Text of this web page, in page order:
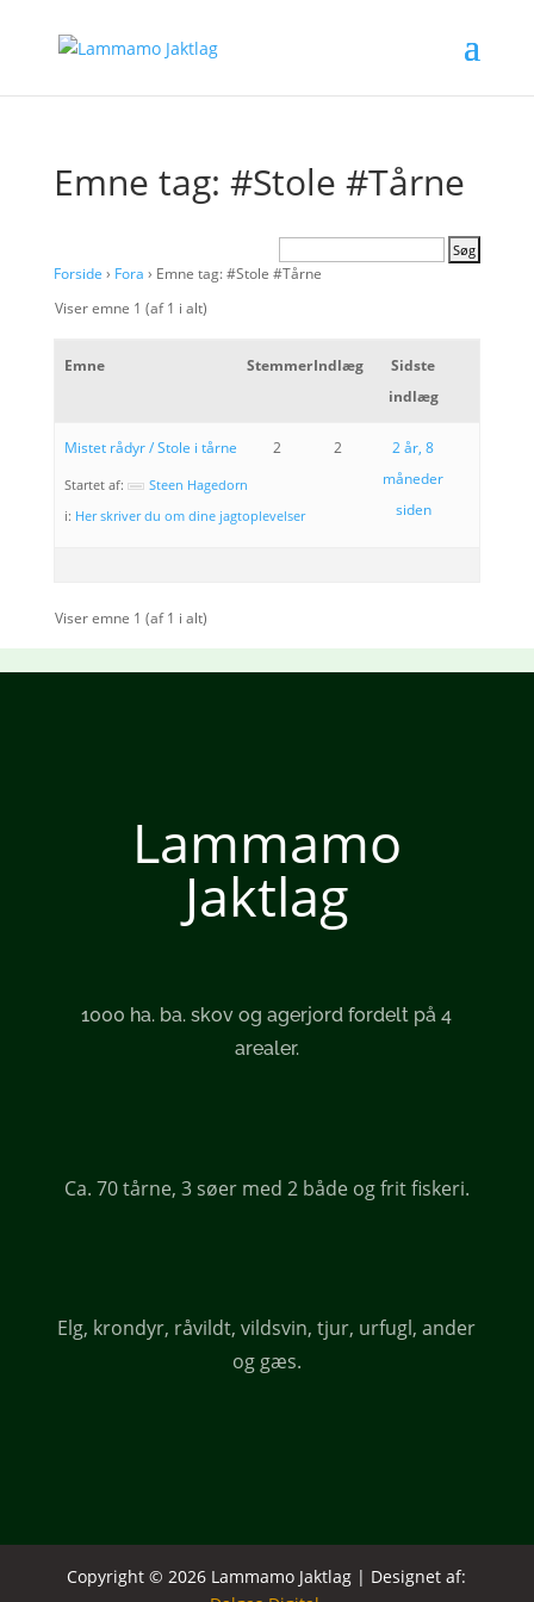
Emne tag: #Stole #Tårne
Forside › Fora › Emne tag: #Stole #Tårne
Viser emne 1 (af 1 i alt)
Emne StemmerIndlæg
Sidste
indlæg
Mistet rådyr / Stole i tårne
Startet af:
Steen Hagedorn
i: Her skriver du om dine jagtoplevelser
2 2
2 år, 8
måneder
siden
Viser emne 1 (af 1 i alt)
Lammamo
Jaktlag
1000 ha. ba. skov og agerjord fordelt på 4
arealer.
Ca. 70 tårne, 3 søer med 2 både og frit fiskeri.
Elg, krondyr, råvildt, vildsvin, tjur, urfugl, ander
og gæs.
Copyright © 2026 Lammamo Jaktlag | Designet af: